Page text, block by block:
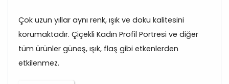
Çok uzun yıllar aynı renk, ışık ve doku kalitesini
korumaktadır. Çiçekli Kadın Profil Portresi ve diğer
tüm ürünler güneş, ışık, flaş gibi etkenlerden
etkilenmez.